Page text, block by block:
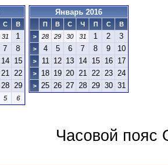
С
В
31 1
7 8
14 15
21 22
28 29
5 6
Январь 2016
П В С Ч П С
В
>
28 29 30 31 1 2 3
> 4 5 6 7 8 9 10
> 11 12 13 14 15 16 17
> 18 19 20 21 22 23 24
> 25 26 27 28 29 30 31
Часовой пояс